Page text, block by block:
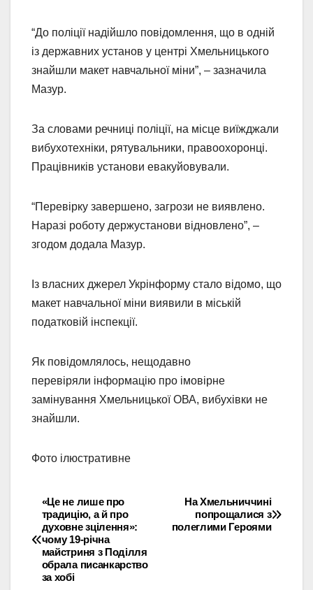
“До поліції надійшло повідомлення, що в одній
із державних установ у центрі Хмельницького
знайшли макет навчальної міни”, – зазначила
Мазур.
За словами речниці поліції, на місце виїжджали
вибухотехніки, рятувальники, правоохоронці.
Працівників установи евакуйовували.
“Перевірку завершено, загрози не виявлено.
Наразі роботу держустанови відновлено”, –
згодом додала Мазур.
Із власних джерел Укрінформу стало відомо, що
макет навчальної міни виявили в міській
податковій інспекції.
Як повідомлялось, нещодавно
перевіряли інформацію про імовірне
замінування Хмельницької ОВА, вибухівки не
знайшли.
Фото ілюстративне
Навігація
записів
На Хмельниччині
попрощалися з
полеглими Героями
«Це не лише про
традицію, а й про
духовне зцілення»:
чому 19-річна
майстриня з Поділля
обрала писанкарство
за хобі